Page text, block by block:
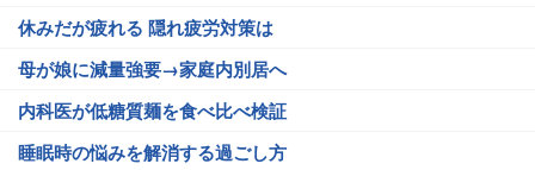
休みだが疲れる 隠れ疲労対策は
母が娘に減量強要→家庭内別居へ
内科医が低糖質麺を食べ比べ検証
睡眠時の悩みを解消する過ごし方